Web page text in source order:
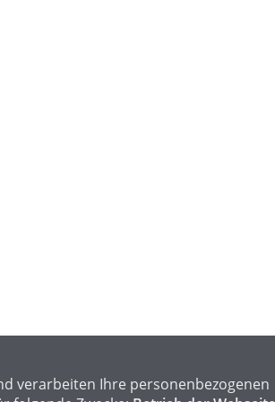
verarbeiten Ihre personenbezogenen